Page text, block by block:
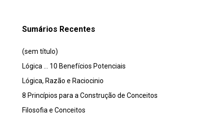
Sumários Recentes
(sem título)
Lógica … 10 Benefícios Potenciais
Lógica, Razão e Raciocinio
8 Princípios para a Construção de Conceitos
Filosofia e Conceitos